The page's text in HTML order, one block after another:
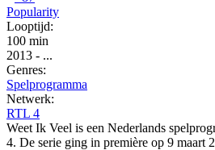
Popularity
Looptijd:
100 min
2013 - ...
Genres:
Spelprogramma
Netwerk:
RTL 4
Weet Ik Veel is een Nederlands
4. De serie ging in première op 9 maart